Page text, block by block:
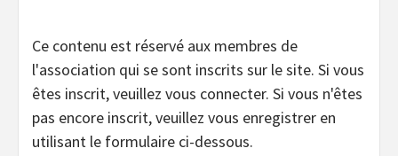
Ce contenu est réservé aux membres de
l'association qui se sont inscrits sur le site. Si vous
êtes inscrit, veuillez vous connecter. Si vous n'êtes
pas encore inscrit, veuillez vous enregistrer en
utilisant le formulaire ci-dessous.